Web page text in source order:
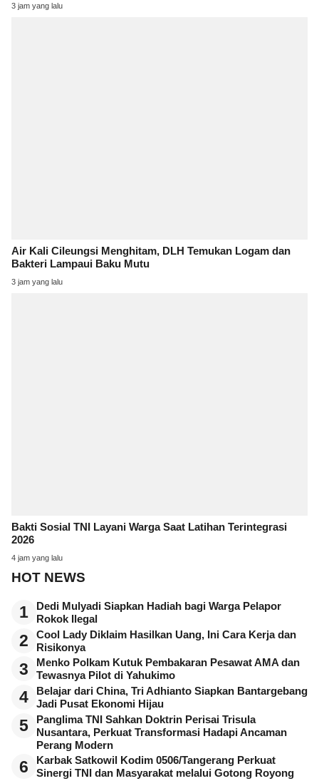
3 jam yang lalu
Air Kali Cileungsi Menghitam, DLH Temukan Logam dan
Bakteri Lampaui Baku Mutu
3 jam yang lalu
Bakti Sosial TNI Layani Warga Saat Latihan Terintegrasi
2026
4 jam yang lalu
HOT NEWS
1
Dedi Mulyadi Siapkan Hadiah bagi Warga Pelapor
Rokok Ilegal
2
Cool Lady Diklaim Hasilkan Uang, Ini Cara Kerja dan
Risikonya
3
Menko Polkam Kutuk Pembakaran Pesawat AMA dan
Tewasnya Pilot di Yahukimo
4
Belajar dari China, Tri Adhianto Siapkan Bantargebang
Jadi Pusat Ekonomi Hijau
5
Panglima TNI Sahkan Doktrin Perisai Trisula
Nusantara, Perkuat Transformasi Hadapi Ancaman
Perang Modern
6
Karbak Satkowil Kodim 0506/Tangerang Perkuat
Sinergi TNI dan Masyarakat melalui Gotong Royong